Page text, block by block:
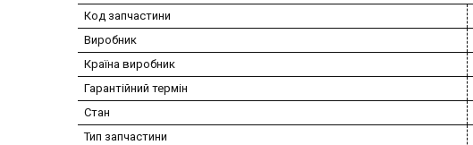
Код запчастини
Виробник
Країна виробник
Гарантійний термін
Стан
Тип запчастини